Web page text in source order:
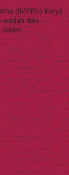
(IMPPU) Karya
aqidah dan
dalam…